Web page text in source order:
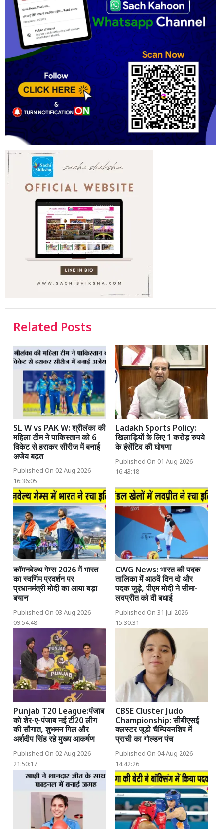
Related Posts
SL W vs PAK W: श्रीलंका की
महिला टीम ने पाकिस्तान को 6
विकेट से हराकर सीरीज में बनाई
अजेय बढ़त
Published On 02 Aug 2026
16:36:05
Ladakh Sports Policy:
खिलाड़ियों के लिए 1 करोड़ रुपये
के इंसेंटिव की घोषणा
Published On 01 Aug 2026
16:43:18
कॉमनवेल्थ गेम्स 2026 में भारत
का स्वर्णिम प्रदर्शन पर
प्रधानमंत्री मोदी का आया बड़ा
बयान
Published On 03 Aug 2026
09:54:48
CWG News: भारत की पदक
तालिका में आठवें दिन दो और
पदक जुड़े, पीएम मोदी ने सीमा-
लवप्रीत को दी बधाई
Published On 31 Jul 2026
15:30:31
Punjab T20 League:पंजाब
को शेर-ए-पंजाब नई टी20 लीग
की सौगात, शुभमन गिल और
अर्शदीप सिंह रहे मुख्य आकर्षण
Published On 02 Aug 2026
21:50:17
CBSE Cluster Judo
Championship: सीबीएसई
क्लस्टर जूडो चैम्पियनशिप में
प्राची का गोल्डन पंच
Published On 04 Aug 2026
14:42:26